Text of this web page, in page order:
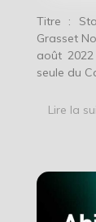
Titre :
Grasset
août
seule du
Lire la